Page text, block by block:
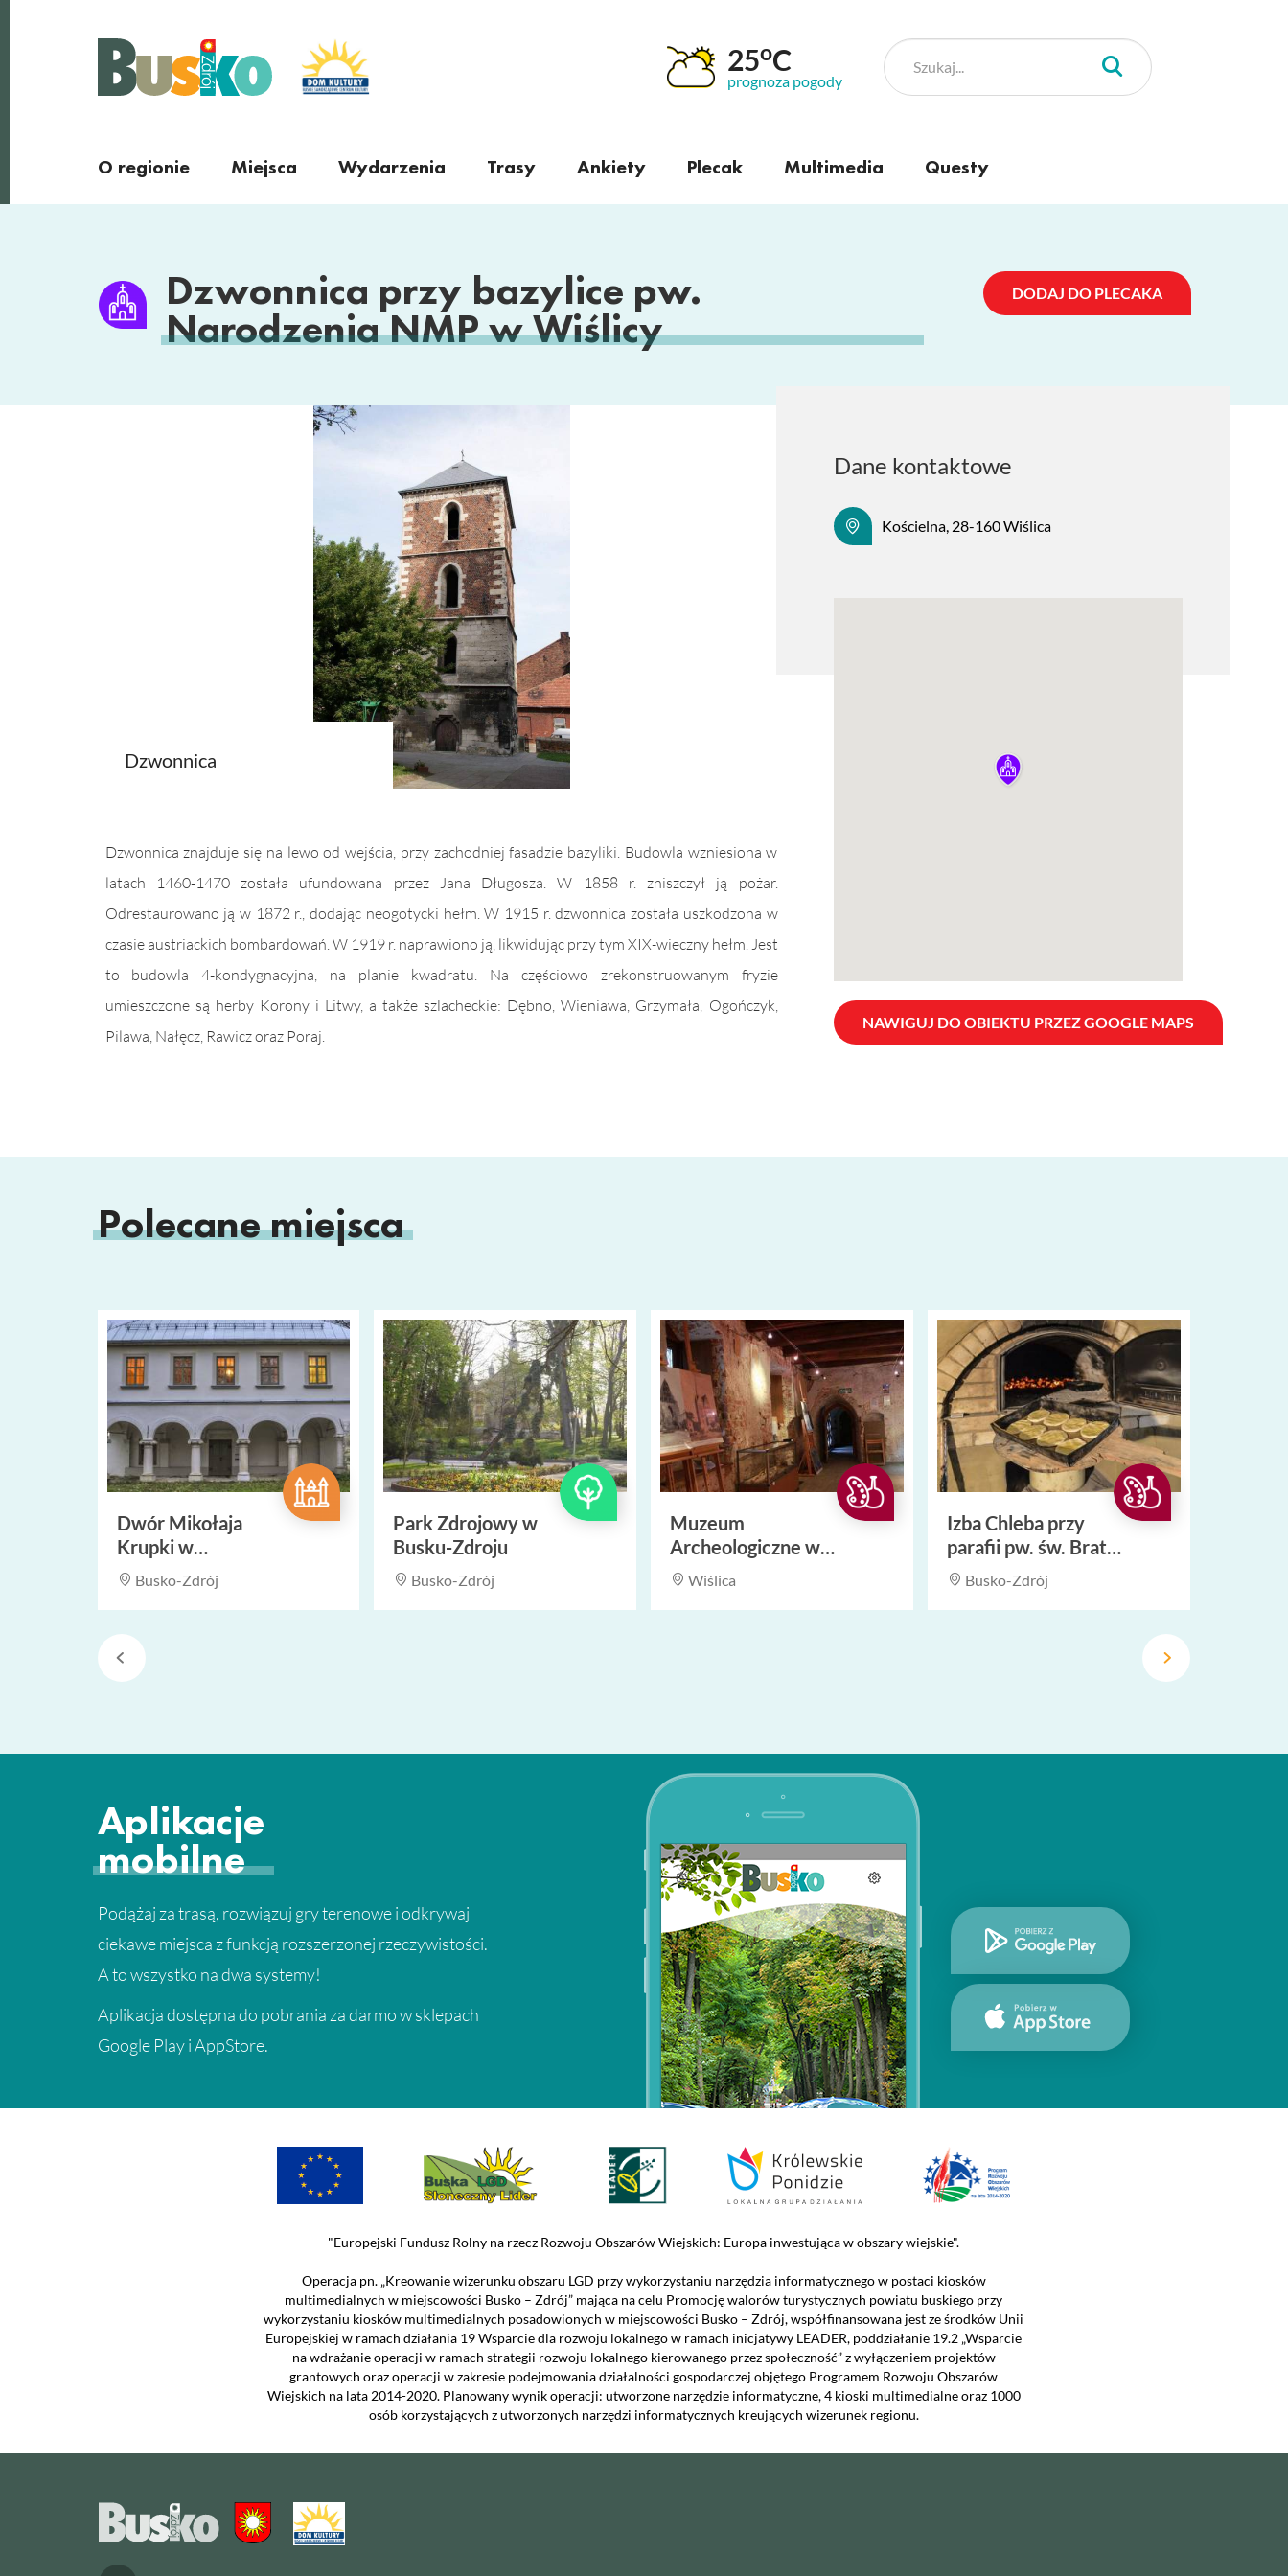
Busko Zdrój 25oC
prognoza pogody
O regionie Miejsca Wydarzenia Trasy Ankiety Plecak Multimedia Questy
Dzwonnica przy bazylice pw.
Narodzenia NMP w Wiślicy
DODAJ DO PLECAKA
Dzwonnica
Dzwonnica znajduje się na lewo od wejścia, przy zachodniej fasadzie bazyliki. Budowla wzniesiona w
latach 1460-1470 została ufundowana przez Jana Długosza. W 1858 r. zniszczył ją pożar.
Odrestaurowano ją w 1872 r., dodając neogotycki hełm. W 1915 r. dzwonnica została uszkodzona w
czasie austriackich bombardowań. W 1919 r. naprawiono ją, likwidując przy tym XIX-wieczny hełm. Jest
to budowla 4-kondygnacyjna, na planie kwadratu. Na częściowo zrekonstruowanym fryzie
umieszczone są herby Korony i Litwy, a także szlacheckie: Dębno, Wieniawa, Grzymała, Ogończyk,
Pilawa, Nałęcz, Rawicz oraz Poraj.
Dane kontaktowe
Kościelna, 28-160 Wiślica
NAWIGUJ DO OBIEKTU PRZEZ GOOGLE MAPS
Polecane miejsca
Dwór Mikołaja
Krupki w
Widuchowej
Busko-Zdrój
Park Zdrojowy w
Busku-Zdroju
Busko-Zdrój
Muzeum
Archeologiczne w
Wiślicy
Wiślica
Izba Chleba przy
parafii pw. św. Brata
Alberta
Busko-Zdrój
Aplikacje
mobilne
Podążaj za trasą, rozwiązuj gry terenowe i odkrywaj
ciekawe miejsca z funkcją rozszerzonej rzeczywistości.
A to wszystko na dwa systemy!
Aplikacja dostępna do pobrania za darmo w sklepach
Google Play i AppStore.
"Europejski Fundusz Rolny na rzecz Rozwoju Obszarów Wiejskich: Europa inwestująca w obszary wiejskie".
Operacja pn. „Kreowanie wizerunku obszaru LGD przy wykorzystaniu narzędzia informatycznego w postaci kiosków
multimedialnych w miejscowości Busko – Zdrój” mająca na celu Promocję walorów turystycznych powiatu buskiego przy
wykorzystaniu kiosków multimedialnych posadowionych w miejscowości Busko – Zdrój, współfinansowana jest ze środków Unii
Europejskiej w ramach działania 19 Wsparcie dla rozwoju lokalnego w ramach inicjatywy LEADER, poddziałanie 19.2 „Wsparcie
na wdrażanie operacji w ramach strategii rozwoju lokalnego kierowanego przez społeczność” z wyłączeniem projektów
grantowych oraz operacji w zakresie podejmowania działalności gospodarczej objętego Programem Rozwoju Obszarów
Wiejskich na lata 2014-2020. Planowany wynik operacji: utworzone narzędzie informatyczne, 4 kioski multimedialne oraz 1000
osób korzystających z utworzonych narzędzi informatycznych kreujących wizerunek regionu.